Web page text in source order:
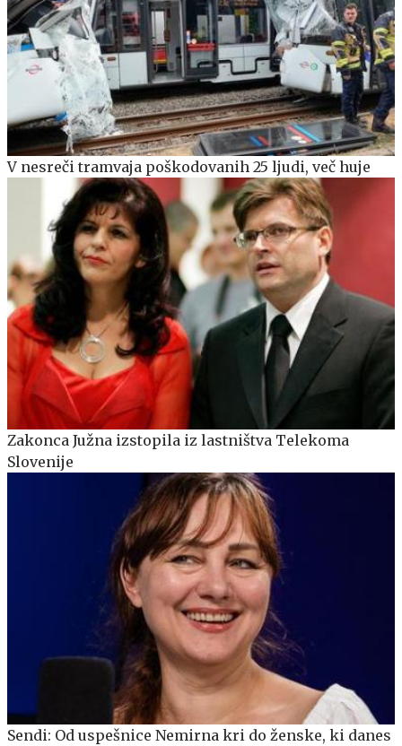
V nesreči tramvaja poškodovanih 25 ljudi, več huje
Zakonca Južna izstopila iz lastništva Telekoma
Slovenije
Sendi: Od uspešnice Nemirna kri do ženske, ki danes